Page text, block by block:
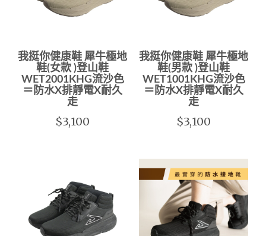
我挺你健康鞋 犀牛極地
鞋(女款 )登山鞋
WET2001KHG流沙色
＝防水X排靜電X耐久
走
$3,100
我挺你健康鞋 犀牛極地
鞋(男款 )登山鞋
WET1001KHG流沙色
＝防水X排靜電X耐久
走
$3,100